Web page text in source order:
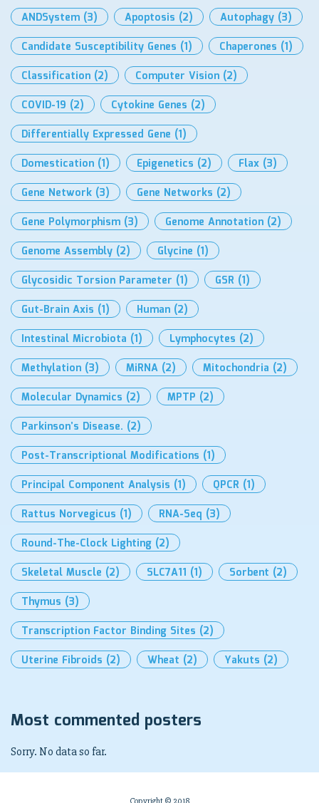
ANDSystem (3) Apoptosis (2) Autophagy (3)
Candidate Susceptibility Genes (1) Chaperones (1)
Classification (2) Computer Vision (2)
COVID-19 (2) Cytokine Genes (2)
Differentially Expressed Gene (1)
Domestication (1) Epigenetics (2) Flax (3)
Gene Network (3) Gene Networks (2)
Gene Polymorphism (3) Genome Annotation (2)
Genome Assembly (2) Glycine (1)
Glycosidic Torsion Parameter (1) GSR (1)
Gut-Brain Axis (1) Human (2)
Intestinal Microbiota (1) Lymphocytes (2)
Methylation (3) MiRNA (2) Mitochondria (2)
Molecular Dynamics (2) MPTP (2)
Parkinson’s Disease. (2)
Post-Transcriptional Modifications (1)
Principal Component Analysis (1) QPCR (1)
Rattus Norvegicus (1) RNA-Seq (3)
Round-The-Clock Lighting (2)
Skeletal Muscle (2) SLC7A11 (1) Sorbent (2)
Thymus (3)
Transcription Factor Binding Sites (2)
Uterine Fibroids (2) Wheat (2) Yakuts (2)
Most commented posters
Sorry. No data so far.